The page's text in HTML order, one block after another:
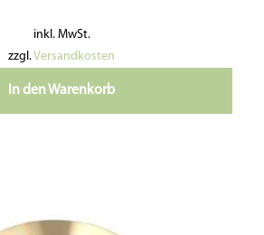
inkl. MwSt.
zzgl.Versandkosten
In den Warenkorb